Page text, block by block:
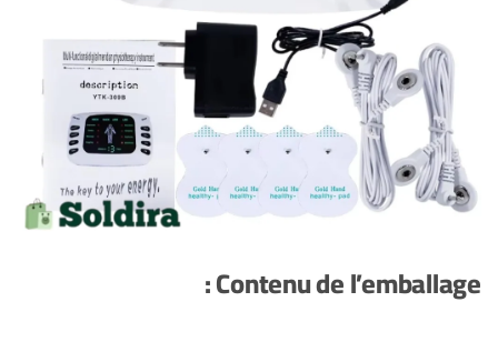
Contenu de l’emballage :